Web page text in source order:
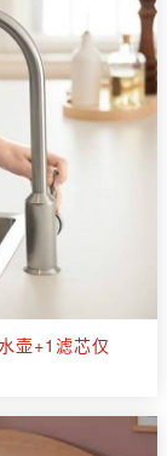
壶+1滤芯仅